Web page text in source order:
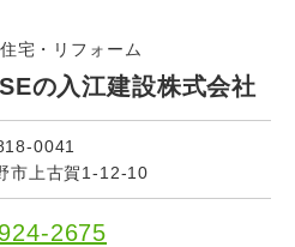
宅・リフォーム
の入江建設株式会社
0041
市上古賀1-12-10
2675